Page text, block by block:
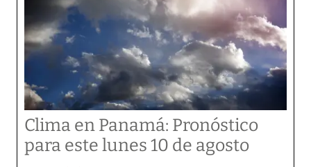
Clima en Panamá: Pronóstico
para este lunes 10 de agosto